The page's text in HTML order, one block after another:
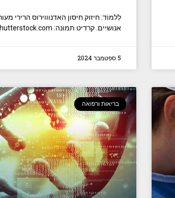
אנושיים. קרדיט תמונה: TG23/Shutterstock.com במחקר שפורסם לאחרונה ב
5 ספטמבר 2024
בריאות ורפואה